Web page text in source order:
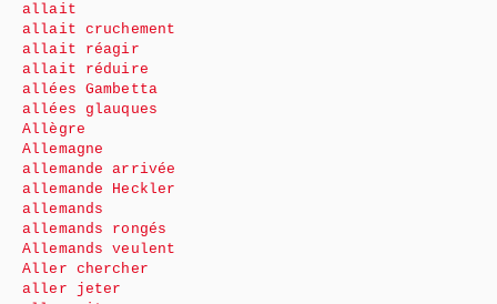
allait
allait cruchement
allait réagir
allait réduire
allées Gambetta
allées glauques
Allègre
Allemagne
allemande arrivée
allemande Heckler
allemands
allemands rongés
Allemands veulent
Aller chercher
aller jeter